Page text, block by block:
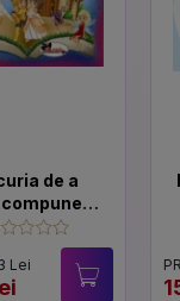
de a
de
creativa
Lei